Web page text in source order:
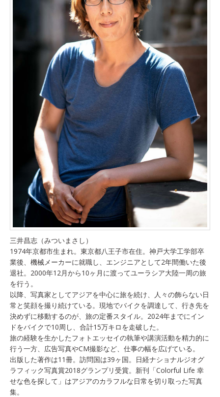
三井昌志（みついまさし）
1974年京都市生まれ。東京都八王子市在住。神戸大学工学部卒
業後、機械メーカーに就職し、エンジニアとして2年間働いた後
退社。2000年12月から10ヶ月に渡ってユーラシア大陸一周の旅
を行う。
以降、写真家としてアジアを中心に旅を続け、人々の飾らない日
常と笑顔を撮り続けている。現地でバイクを調達して、行き先を
決めずに移動するのが、旅の定番スタイル。2024年までにイン
ドをバイクで10周し、合計15万キロを走破した。
旅の経験を生かしたフォトエッセイの執筆や講演活動を精力的に
行う一方、広告写真やCM撮影など、仕事の幅を広げている。
出版した著作は11冊。訪問国は39ヶ国。日経ナショナルジオグ
ラフィック写真賞2018グランプリ受賞。新刊「Colorful Life 幸
せな色を探して」はアジアのカラフルな日常を切り取った写真
集。